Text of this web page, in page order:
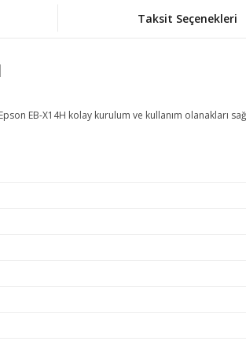
Taksit Seçenekleri
EB-X14H kolay kurulum ve kullanım olanakları